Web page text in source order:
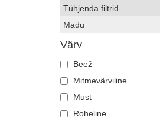
Tühjenda filtrid
Madu
Värv
Beež
Mitmevärviline
Must
Roheline